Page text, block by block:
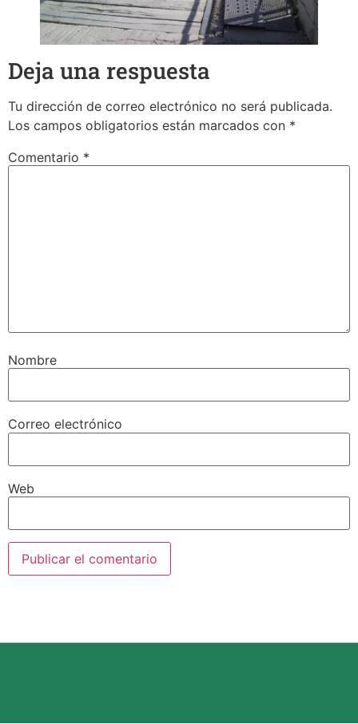
Deja una respuesta
Tu dirección de correo electrónico no será publicada.
Los campos obligatorios están marcados con *
Comentario *
Nombre
Correo electrónico
Web